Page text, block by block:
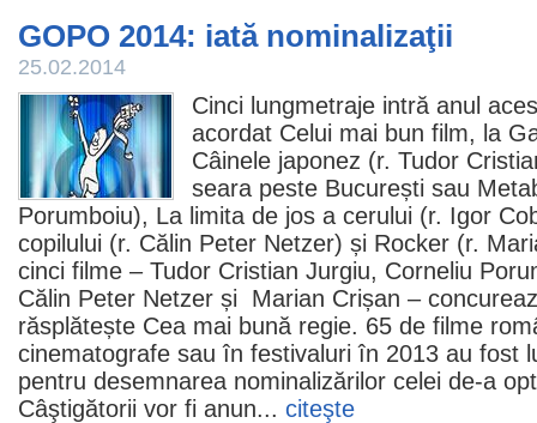
GOPO 2014: iată nominalizaţii
25.02.2014
Cinci lungmetraje intră anul
acordat Celui mai bun film, la
Câinele japonez (r. Tudor
seara peste București sau
Porumboiu), La limita de jos a cerului (r. Igor
copilului (r. Călin Peter Netzer) și Rocker (r.
cinci filme – Tudor Cristian Jurgiu, Corneliu
Călin Peter Netzer și Marian Crișan –
răsplătește Cea mai bună regie. 65 de filme
cinematografe sau în festivaluri în 2013 au fost
pentru desemnarea nominalizărilor celei de-a
Câştigătorii vor fi anun... citeşte